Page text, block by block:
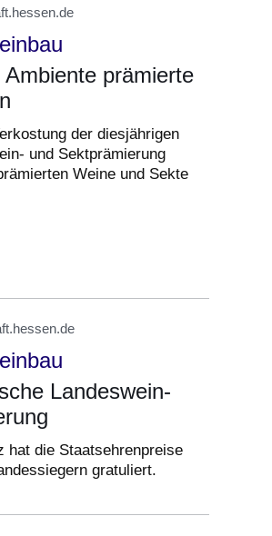
prämierte
der diesjährigen
und Sektprämierung
Weine und Sekte
Landeswein-
hat die Staatsehrenpreise
gratuliert.